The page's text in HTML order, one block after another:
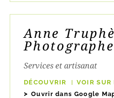
Anne
Photographe
Services et artisanat
DÉCOUVRIR
VOIR SUR
Ouvrir dans Google